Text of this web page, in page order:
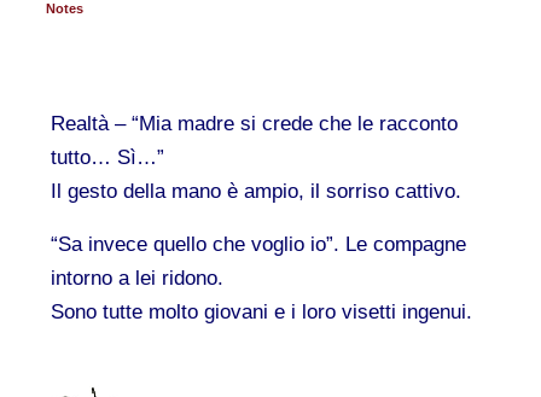
Notes
Realtà – “Mia madre si crede che le racconto
tutto… Sì…”
Il gesto della mano è ampio, il sorriso cattivo.
“Sa invece quello che voglio io”. Le compagne
intorno a lei ridono.
Sono tutte molto giovani e i loro visetti ingenui.